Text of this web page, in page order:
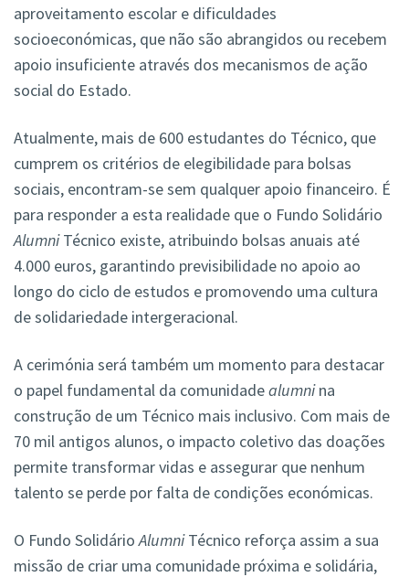
aproveitamento escolar e dificuldades
socioeconómicas, que não são abrangidos ou recebem
apoio insuficiente através dos mecanismos de ação
social do Estado.
Atualmente, mais de 600 estudantes do Técnico, que
cumprem os critérios de elegibilidade para bolsas
sociais, encontram-se sem qualquer apoio financeiro. É
para responder a esta realidade que o Fundo Solidário
AlumniTécnico existe, atribuindo bolsas anuais até
4.000 euros, garantindo previsibilidade no apoio ao
longo do ciclo de estudos e promovendo uma cultura
de solidariedade intergeracional.
A cerimónia será também um momento para destacar
o papel fundamental da comunidadealumnina
construção de um Técnico mais inclusivo. Com mais de
70 mil antigos alunos, o impacto coletivo das doações
permite transformar vidas e assegurar que nenhum
talento se perde por falta de condições económicas.
O Fundo SolidárioAlumniTécnico reforça assim a sua
missão de criar uma comunidade próxima e solidária,